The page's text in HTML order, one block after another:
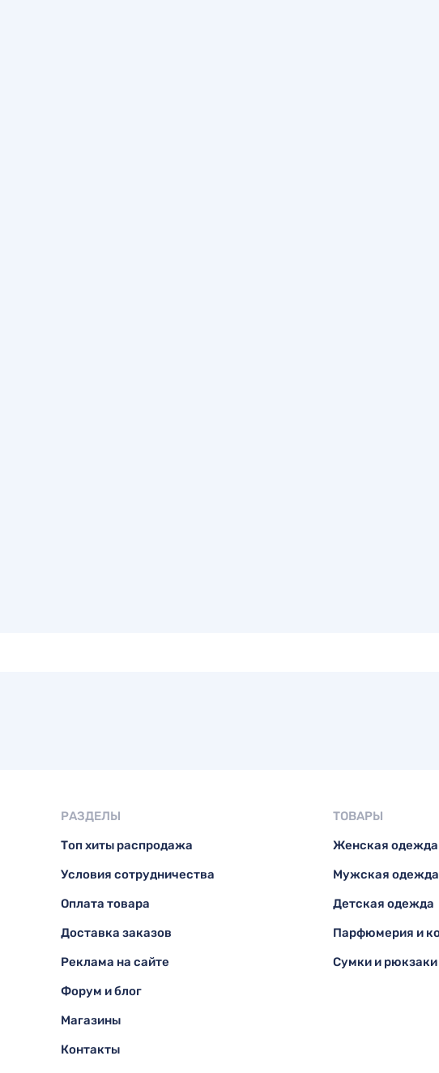
РАЗДЕЛЫ
Топ хиты распродажа
Условия сотрудничества
Оплата товара
Доставка заказов
Реклама на сайте
Форум и блог
Магазины
Контакты
ТОВАРЫ
Женская одежда
Мужская одежда
Детская одежда
Парфюмерия и
Сумки и рюкзаки